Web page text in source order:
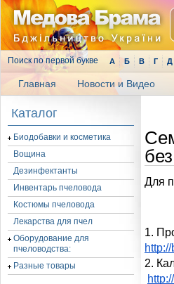
Поиск по первой букве А Б В Г Д
Главная Новости и Видео
Каталог
Биодобавки и косметика
Вощина
Дезинфектанты
Инвентарь пчеловода
Костюмы пчеловода
Лекарства для пчел
Оборудование для
пчеловодства:
Разные товары
Для
2.